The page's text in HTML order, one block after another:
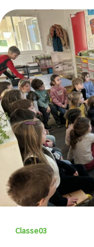
Classe03